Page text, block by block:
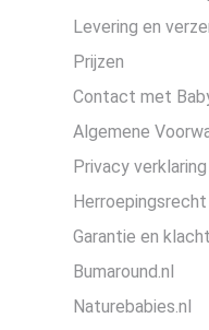
Levering en
Prijzen
Contact met
Algemene
Privacy verklaring
Garantie en
Bumaround.nl
Naturebabies.nl